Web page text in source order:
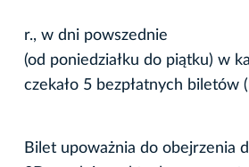
r., w dni powszednie
(od poniedziałku do piątku) w
czekało 5 bezpłatnych biletów
Bilet upoważnia do obejrzenia